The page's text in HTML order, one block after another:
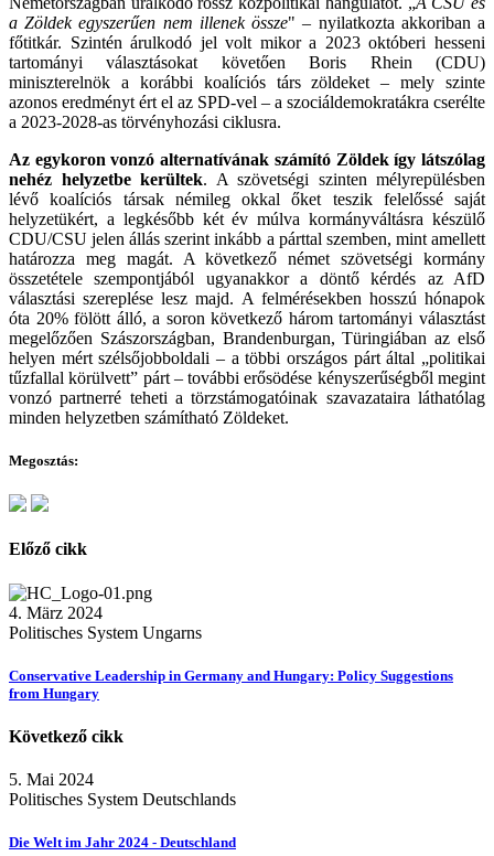
a Zöldek egyszerűen nem illenek össze" – nyilatkozta akkoriban a
főtitkár. Szintén árulkodó jel volt mikor a 2023 októberi hesseni
tartományi választásokat követően Boris Rhein (CDU)
miniszterelnök a korábbi koalíciós társ zöldeket – mely szinte
azonos eredményt ért el az SPD-vel – a szociáldemokratákra cserélte
a 2023-2028-as törvényhozási ciklusra.
Az egykoron vonzó alternatívának számító Zöldek így látszólag
nehéz helyzetbe kerültek. A szövetségi szinten mélyrepülésben
lévő koalíciós társak némileg okkal őket teszik felelőssé saját
helyzetükért, a legkésőbb két év múlva kormányváltásra készülő
CDU/CSU jelen állás szerint inkább a párttal szemben, mint amellett
határozza meg magát. A következő német szövetségi kormány
összetétele szempontjából ugyanakkor a döntő kérdés az AfD
választási szereplése lesz majd. A felmérésekben hosszú hónapok
óta 20% fölött álló, a soron következő három tartományi választást
megelőzően Szászországban, Brandenburgan, Türingiában az első
helyen mért szélsőjobboldali – a többi országos párt által „politikai
tűzfallal körülvett” párt – további erősödése kényszerűségből megint
vonzó partnerré teheti a törzstámogatóinak szavazataira láthatólag
minden helyzetben számítható Zöldeket.
Megosztás:
Előző cikk
4. März 2024
Politisches System Ungarns
Conservative Leadership in Germany and Hungary: Policy Suggestions
from Hungary
Következő cikk
5. Mai 2024
Politisches System Deutschlands
Die Welt im Jahr 2024 - Deutschland